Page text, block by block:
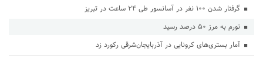
گرفتار شدن ۱۰۰ نفر در آسانسور طی ۲۴ ساعت در تبریز
تورم به مرز ۵۰ درصد رسید
آمار بستری‌های کرونایی در آذربایجان‌شرقی رکورد زد